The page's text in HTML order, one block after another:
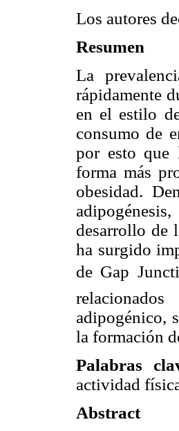
Los autores
Resumen
La
rápidamente
en el estilo
consumo de
por esto que
forma más
obesidad.
desarrollo de
ha surgido
de Gap
adipogénico,
la formación
Palabras
actividad
Abstract